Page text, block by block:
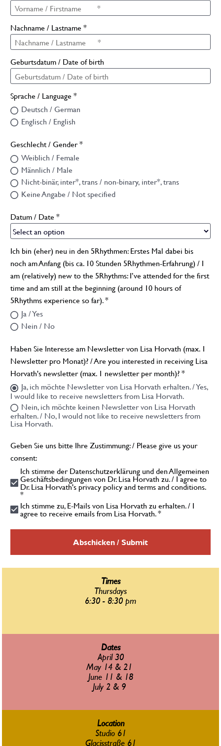
Nachname / Lastname *
Geburtsdatum / Date of birth
Sprache / Language *
Deutsch / German
Englisch / English
Geschlecht / Gender *
Weiblich / Female
Männlich / Male
Nicht-binär, inter*, trans / non-binary, inter*, trans
Keine Angabe / Not specified
Datum / Date *
Ich bin (eher) neu in den 5Rhythmen: Erstes Mal dabei bis
noch am Anfang (bis ca. 10 Stunden 5Rhythmen-Erfahrung) / I
am (relatively) new to the 5Rhythms: I’ve attended for the first
time and am still at the beginning (around 10 hours of
5Rhythms experience so far). *
Ja / Yes
Nein / No
Haben Sie Interesse am Newsletter von Lisa Horvath (max. 1
Newsletter pro Monat)? / Are you interested in receiving Lisa
Horvath's newsletter (max. 1 newsletter per month)? *
Ja, ich möchte Newsletter von Lisa Horvath erhalten. / Yes,
I would like to receive newsletters from Lisa Horvath.
Nein, ich möchte keinen Newsletter von Lisa Horvath
erhalten. / No, I would not like to receive newsletters from
Lisa Horvath.
Geben Sie uns bitte Ihre Zustimmung: / Please give us your
consent:
Ich stimme der Datenschutzerklärung und den Allgemeinen
Geschäftsbedingungen von Dr. Lisa Horvath zu. / I agree to
Dr. Lisa Horvath's privacy policy and terms and conditions.
*
Ich stimme zu, E-Mails von Lisa Horvath zu erhalten. / I
agree to receive emails from Lisa Horvath. *
Abschicken / Submit
Times
Thursdays
6:30 - 8:30 pm
Dates
April 30
May 14 & 21
June 11 & 18
July 2 & 9
Location
Studio 61
Glacisstraße 61